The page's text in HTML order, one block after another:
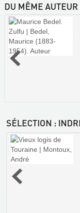
DU MÊME AUTEUR
SÉLECTION :